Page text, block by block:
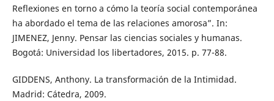
Reflexiones en torno a cómo la teoría social contemporánea
ha abordado el tema de las relaciones amorosa”. In:
JIMENEZ, Jenny. Pensar las ciencias sociales y humanas.
Bogotá: Universidad los libertadores, 2015. p. 77-88.
GIDDENS, Anthony. La transformación de la Intimidad.
Madrid: Cátedra, 2009.